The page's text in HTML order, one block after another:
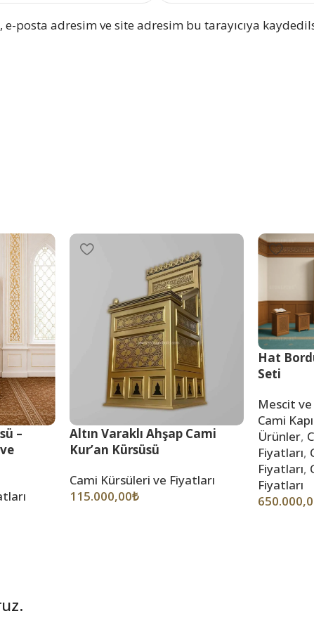
posta adresim ve site adresim bu tarayıcıya
–
Altın Varaklı Ahşap Cami
Kur’an Kürsüsü
Cami Kürsüleri ve Fiyatları
115.000,00₺
Hat
Seti
Mescit
Cami
Ürünler,
Fiyatları,
Fiyatları,
Fiyatları